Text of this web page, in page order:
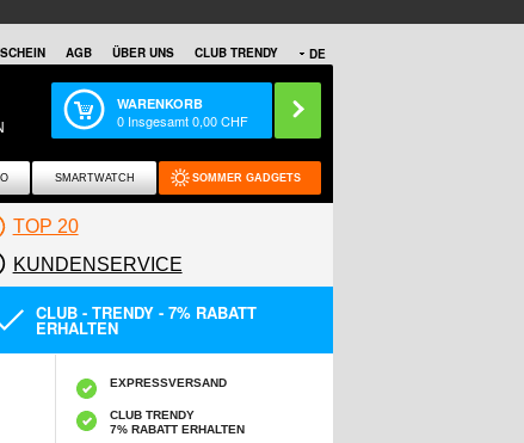
DE
AGB ÜBER UNS CLUB TRENDY
WARENKORB
0 Insgesamt0,00CHF
SMARTWATCH SOMMER GADGETS
TOP 20
KUNDENSERVICE
CLUB - TRENDY - 7% RABATT
ERHALTEN
EXPRESSVERSAND
CLUB TRENDY
7% RABATT ERHALTEN